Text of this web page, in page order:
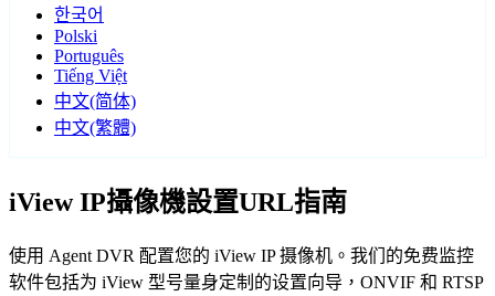
한국어
Polski
Português
Tiếng Việt
中文(简体)
中文(繁體)
iView IP攝像機設置URL指南
使用 Agent DVR 配置您的 iView IP 摄像机。我们的免费监控
软件包括为 iView 型号量身定制的设置向导，ONVIF 和 RTSP